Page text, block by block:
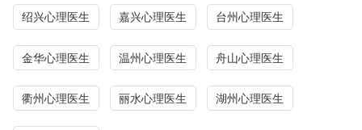
绍兴心理医生 嘉兴心理医生 台州心理医生
金华心理医生 温州心理医生 舟山心理医生
衢州心理医生 丽水心理医生 湖州心理医生